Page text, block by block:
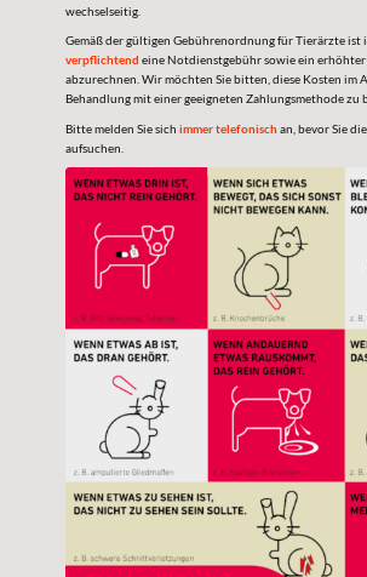
wechselseitig.
Gemäß der gültigen Gebührenordnung für Tierärzte ist
verpflichtend eine Notdienstgebühr sowie ein erhöhter
abzurechnen. Wir möchten Sie bitten, diese Kosten im
Behandlung mit einer geeigneten Zahlungsmethode zu
Bitte melden Sie sich immer telefonischan, bevor Sie
aufsuchen.